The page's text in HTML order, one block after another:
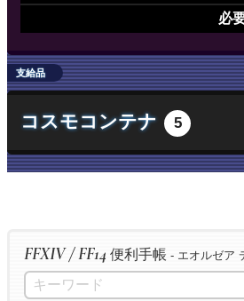
/ac "下地作業" <wait.3>
/ac "イノベーション"
/ac "洗練加工" <wait.3>
/ac "加工" <wait.3>
/ac "洗練加工" <wait.3>
必
支給品
コスモコンテナ 5
FFXIV / FF14 便利手帳 - エオルゼア